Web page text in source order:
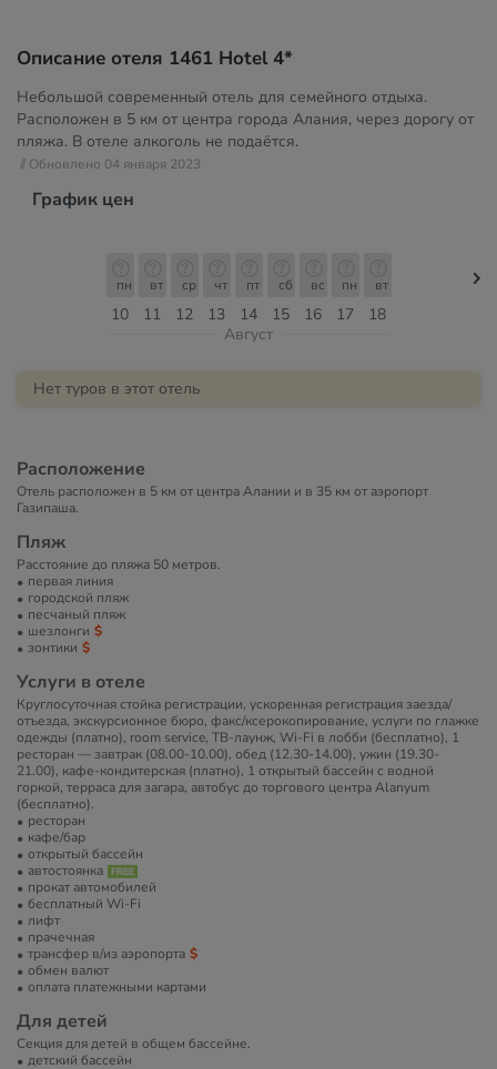
Описание отеля 1461 Hotel 4*
Небольшой современный отель для семейного отдыха.
Расположен в 5 км от центра города Алания, через дорогу от
пляжа. В отеле алкоголь не подаётся.
// Обновлено 04 января 2023
График цен
10
пн
11
вт
12
ср
13
чт
14
пт
15
сб
16
вс
17
пн
18
вт
Август
Нет туров в этот отель
Расположение
Отель расположен в 5 км от центра Алании и в 35 км от аэропорт
Газипаша.
Пляж
Расстояние до пляжа 50 метров.
первая линия
городской пляж
песчаный пляж
шезлонги
зонтики
Услуги в отеле
Круглосуточная стойка регистрации, ускоренная регистрация заезда/
отъезда, экскурсионное бюро, факс/ксерокопирование, услуги по глажке
одежды (платно), room service, ТВ-лаунж, Wi-Fi в лобби (бесплатно), 1
ресторан — завтрак (08.00-10.00), обед (12.30-14.00), ужин (19.30-
21.00), кафе-кондитерская (платно), 1 открытый бассейн с водной
горкой, терраса для загара, автобус до торгового центра Alanyum
(бесплатно).
ресторан
кафе/бар
открытый бассейн
автостоянка
прокат автомобилей
бесплатный Wi-Fi
лифт
прачечная
трансфер в/из аэропорта
обмен валют
оплата платежными картами
Для детей
Секция для детей в общем бассейне.
детский бассейн